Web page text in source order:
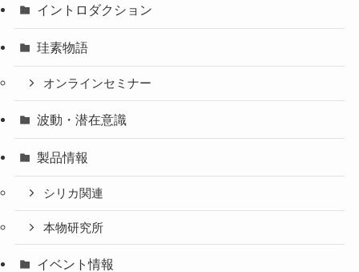
イントロダクション
珪素物語
オンラインセミナー
波動・潜在意識
製品情報
シリカ関連
本物研究所
イベント情報